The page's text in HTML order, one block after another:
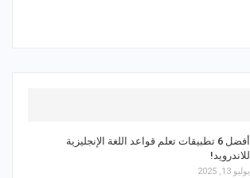
أفضل 6 تطبيقات تعلم قواعد اللغة الإنجليزية
للاندرويد!
يوليو 13, 2025